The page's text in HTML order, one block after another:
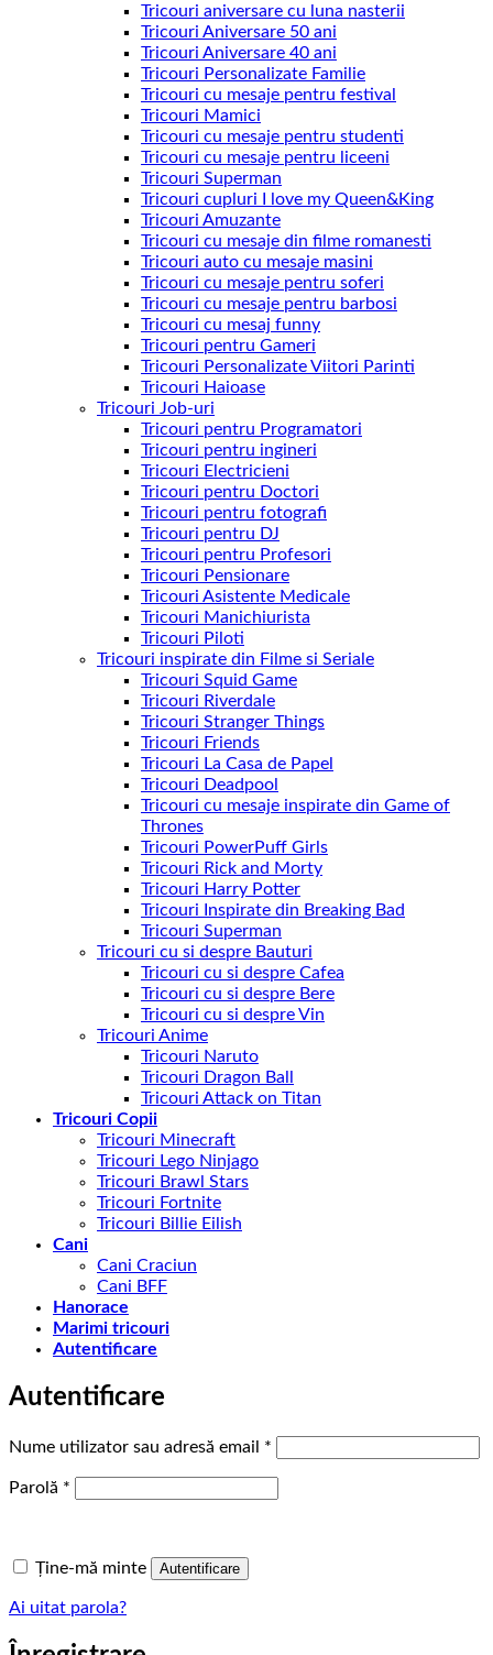
Tricouri aniversare cu luna nasterii
Tricouri Aniversare 50 ani
Tricouri Aniversare 40 ani
Tricouri Personalizate Familie
Tricouri cu mesaje pentru festival
Tricouri Mamici
Tricouri cu mesaje pentru studenti
Tricouri cu mesaje pentru liceeni
Tricouri Superman
Tricouri cupluri I love my Queen&King
Tricouri Amuzante
Tricouri cu mesaje din filme romanesti
Tricouri auto cu mesaje masini
Tricouri cu mesaje pentru soferi
Tricouri cu mesaje pentru barbosi
Tricouri cu mesaj funny
Tricouri pentru Gameri
Tricouri Personalizate Viitori Parinti
Tricouri Haioase
Tricouri Job-uri
Tricouri pentru Programatori
Tricouri pentru ingineri
Tricouri Electricieni
Tricouri pentru Doctori
Tricouri pentru fotografi
Tricouri pentru DJ
Tricouri pentru Profesori
Tricouri Pensionare
Tricouri Asistente Medicale
Tricouri Manichiurista
Tricouri Piloti
Tricouri inspirate din Filme si Seriale
Tricouri Squid Game
Tricouri Riverdale
Tricouri Stranger Things
Tricouri Friends
Tricouri La Casa de Papel
Tricouri Deadpool
Tricouri cu mesaje inspirate din Game of
Thrones
Tricouri PowerPuff Girls
Tricouri Rick and Morty
Tricouri Harry Potter
Tricouri Inspirate din Breaking Bad
Tricouri Superman
Tricouri cu si despre Bauturi
Tricouri cu si despre Cafea
Tricouri cu si despre Bere
Tricouri cu si despre Vin
Tricouri Anime
Tricouri Naruto
Tricouri Dragon Ball
Tricouri Attack on Titan
Tricouri Copii
Tricouri Minecraft
Tricouri Lego Ninjago
Tricouri Brawl Stars
Tricouri Fortnite
Tricouri Billie Eilish
Cani
Cani Craciun
Cani BFF
Hanorace
Marimi tricouri
Autentificare
Autentificare
Nume utilizator sau adresă email *
Parolă *
Ține-mă minte Autentificare
Ai uitat parola?